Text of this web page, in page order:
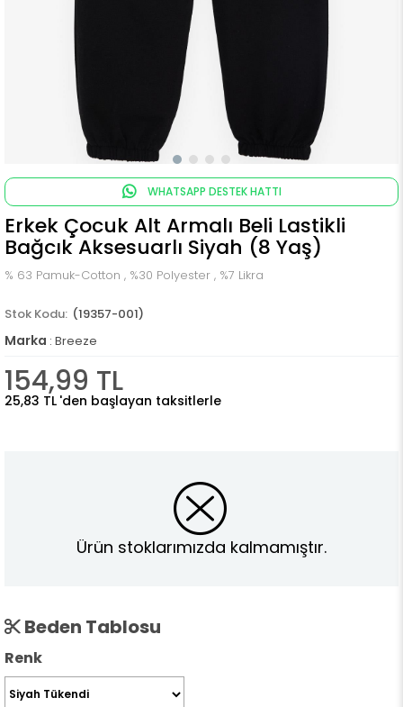
WHATSAPP DESTEK HATTI
Erkek Çocuk Alt Armalı Beli Lastikli
Bağcık Aksesuarlı Siyah (8 Yaş)
% 63 Pamuk-Cotton , %30 Polyester , %7 Likra
(19357-001)
Marka : Breeze
154,99 TL
25,83 TL 'den başlayan taksitlerle
Ürün stoklarımızda kalmamıştır.
Beden Tablosu
Renk